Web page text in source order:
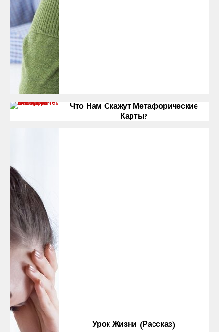
Что Нам Скажут Метафорические
Карты?
Урок Жизни (рассказ)